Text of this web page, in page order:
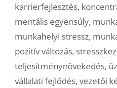
karrierfejlesztés,
mentális egyensúly,
munkahelyi stressz,
pozitív változás,
teljesítménynövekedés,
vállalati fejlődés, vezetői